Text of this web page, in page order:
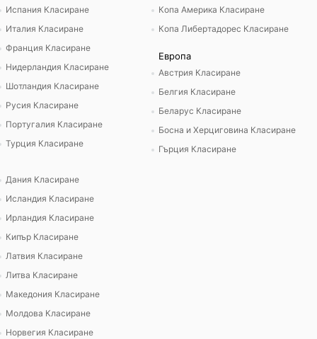
Испания Класиране
Италия Класиране
Франция Класиране
Нидерландия Класиране
Шотландия Класиране
Русия Класиране
Португалия Класиране
Турция Класиране
Копа Америка Класиране
Копа Либертадорес Класиране
Европа
Австрия Класиране
Белгия Класиране
Беларус Класиране
Босна и Херциговина Класиране
Гърция Класиране
Дания Класиране
Исландия Класиране
Ирландия Класиране
Кипър Класиране
Латвия Класиране
Литва Класиране
Македония Класиране
Молдова Класиране
Норвегия Класиране